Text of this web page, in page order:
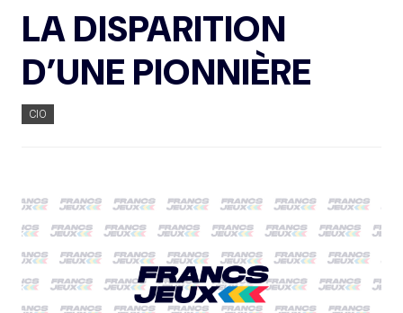
LA DISPARITION
D’UNE PIONNIÈRE
CIO